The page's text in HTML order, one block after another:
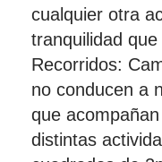
cualquier otra
tranquilidad
Recorridos:
no conducen a
que
distintas